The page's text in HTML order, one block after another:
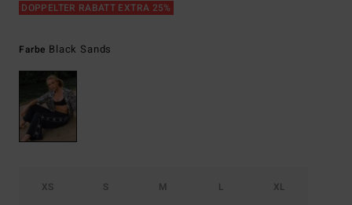
DOPPELTER RABATT EXTRA 25%
Farbe Black Sands
XS S M L XL